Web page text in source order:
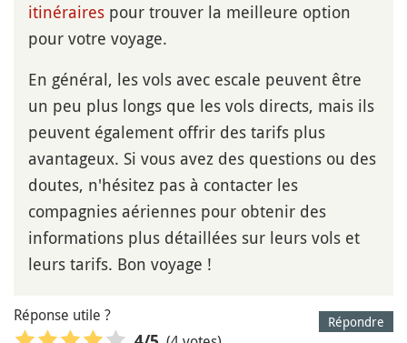
itinéraires pour trouver la meilleure option
pour votre voyage.
En général, les vols avec escale peuvent être
un peu plus longs que les vols directs, mais ils
peuvent également offrir des tarifs plus
avantageux. Si vous avez des questions ou des
doutes, n'hésitez pas à contacter les
compagnies aériennes pour obtenir des
informations plus détaillées sur leurs vols et
leurs tarifs. Bon voyage !
Répondre
Réponse utile ?